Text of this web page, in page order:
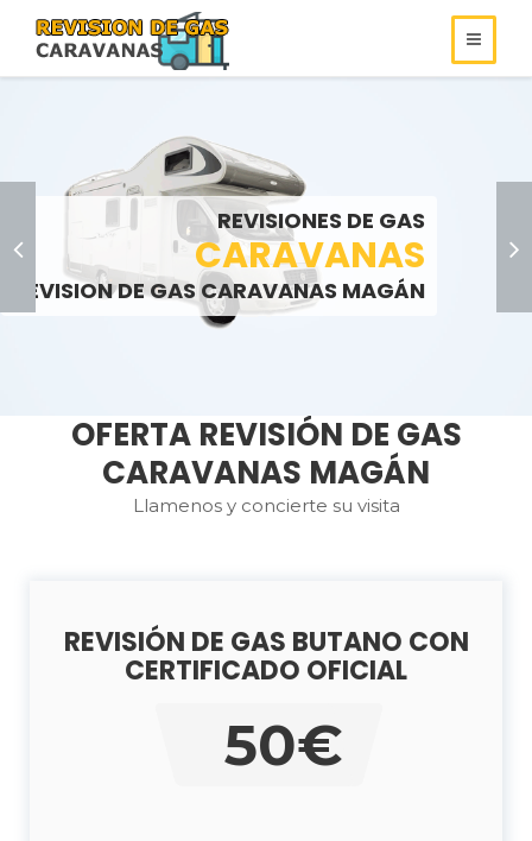
REVISIONES DE GAS
CARAVANAS
REVISION DE GAS CARAVANAS MAGÁN
>
REVISIONES DE
GAS
AUTOCARAVANAS
LLAMENOS:
REVISIONES DE GAS
ROULOTS
SOMOS ESPECIALISTAS EN
REVISIONES DE GAS
LLAMENOS:
OFERTA REVISIÓN DE GAS
CARAVANAS MAGÁN
Llamenos y concierte su visita
REVISIÓN DE GAS BUTANO CON
CERTIFICADO OFICIAL
50€